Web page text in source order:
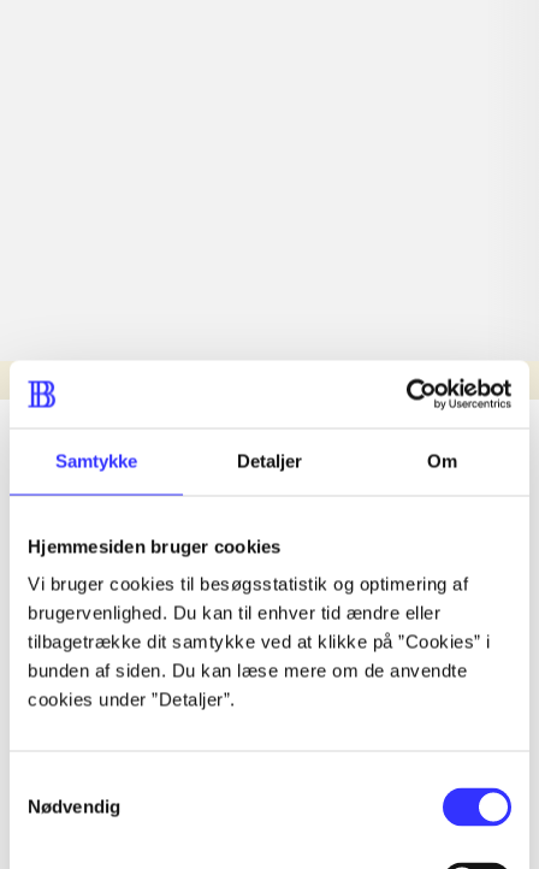
Samtykke Detaljer Om
Hjemmesiden bruger cookies
Vi bruger cookies til besøgsstatistik og optimering af
brugervenlighed. Du kan til enhver tid ændre eller
tilbagetrække dit samtykke ved at klikke på ”Cookies” i
bunden af siden. Du kan læse mere om de anvendte
cookies under ”Detaljer”.
Nødvendig
Nyhed
lorem ipsum dolor sit amet ...
lorem ipsum dolor sit amet ...
lorem ipsum dolor sit amet ...
lorem ipsum dolor sit amet ...
lorem ipsum dolor sit amet ...
lorem ipsum dolor sit amet ...
lorem ipsum dolor sit amet ...